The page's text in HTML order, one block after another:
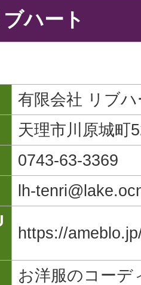
ハート
有限会社 リブ
天理市川原城町
0743-63-3369
lh-
https://
お洋服のコーデ